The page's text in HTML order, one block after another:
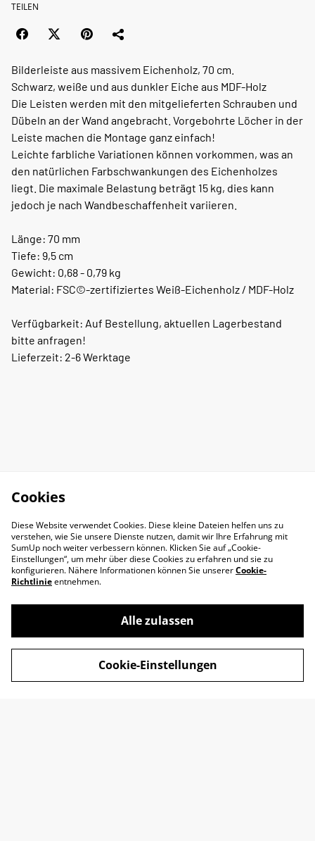
TEILEN
Bilderleiste aus massivem Eichenholz, 70 cm.
Schwarz, weiße und aus dunkler Eiche aus MDF-Holz
Die Leisten werden mit den mitgelieferten Schrauben und
Dübeln an der Wand angebracht. Vorgebohrte Löcher in der
Leiste machen die Montage ganz einfach!
Leichte farbliche Variationen können vorkommen, was an
den natürlichen Farbschwankungen des Eichenholzes
liegt. Die maximale Belastung beträgt 15 kg, dies kann
jedoch je nach Wandbeschaffenheit variieren.
Länge: 70 mm
Tiefe: 9,5 cm
Gewicht: 0,68 - 0,79 kg
Material: FSC©-zertifiziertes Weiß-Eichenholz / MDF-Holz
Verfügbarkeit: Auf Bestellung, aktuellen Lagerbestand
bitte anfragen!
Lieferzeit: 2-6 Werktage
Widerrufsrecht
Cookies
Diese Website verwendet Cookies. Diese kleine Dateien helfen uns zu
verstehen, wie Sie unsere Dienste nutzen, damit wir Ihre Erfahrung mit
SumUp noch weiter verbessern können. Klicken Sie auf „Cookie-
Einstellungen“, um mehr über diese Cookies zu erfahren und sie zu
konfigurieren. Nähere Informationen können Sie unsererCookie-
Richtlinieentnehmen.
Alle zulassen
Cookie-Einstellungen